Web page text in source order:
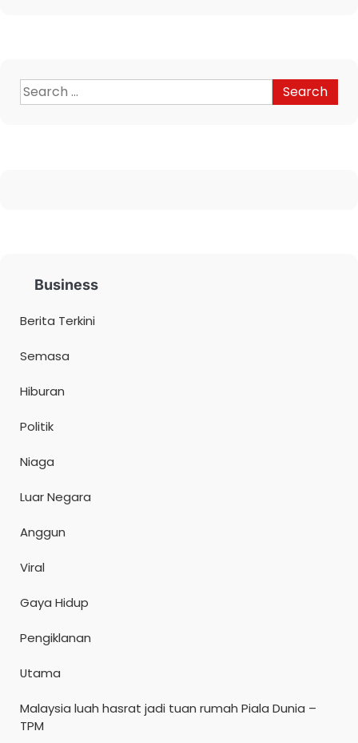
Business
Berita Terkini
Semasa
Hiburan
Politik
Niaga
Luar Negara
Anggun
Viral
Gaya Hidup
Pengiklanan
Utama
Malaysia luah hasrat jadi tuan rumah Piala Dunia –
TPM